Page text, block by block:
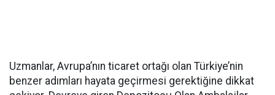
Uzmanlar, Avrupa’nın ticaret ortağı olan Türkiye’nin
benzer adımları hayata geçirmesi gerektiğine dikkat